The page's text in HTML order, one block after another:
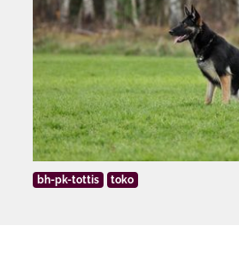
bh-pk-tottis toko